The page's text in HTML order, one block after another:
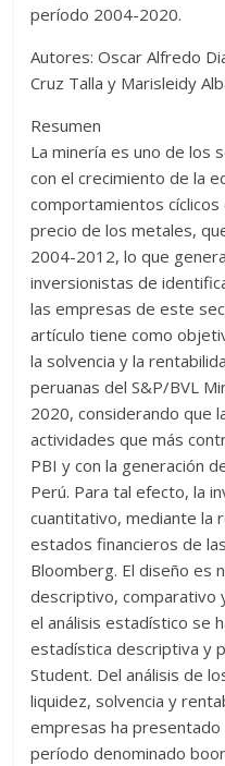
período 2004-2020.
Autores: Oscar Alfredo
Cruz Talla y Marisleidy
Resumen
La minería es uno de los
con el crecimiento de la
comportamientos
precio de los metales,
2004-2012, lo que
inversionistas de
las empresas de este
artículo tiene como
la solvencia y la
peruanas del S&P/BVL
2020, considerando que
actividades que más
PBI y con la generación
Perú. Para tal efecto, la
cuantitativo, mediante la
estados financieros de
Bloomberg. El diseño es
descriptivo, comparativo
el análisis estadístico se
estadística descriptiva y
Student. Del análisis de
liquidez, solvencia y
empresas ha
período denominado